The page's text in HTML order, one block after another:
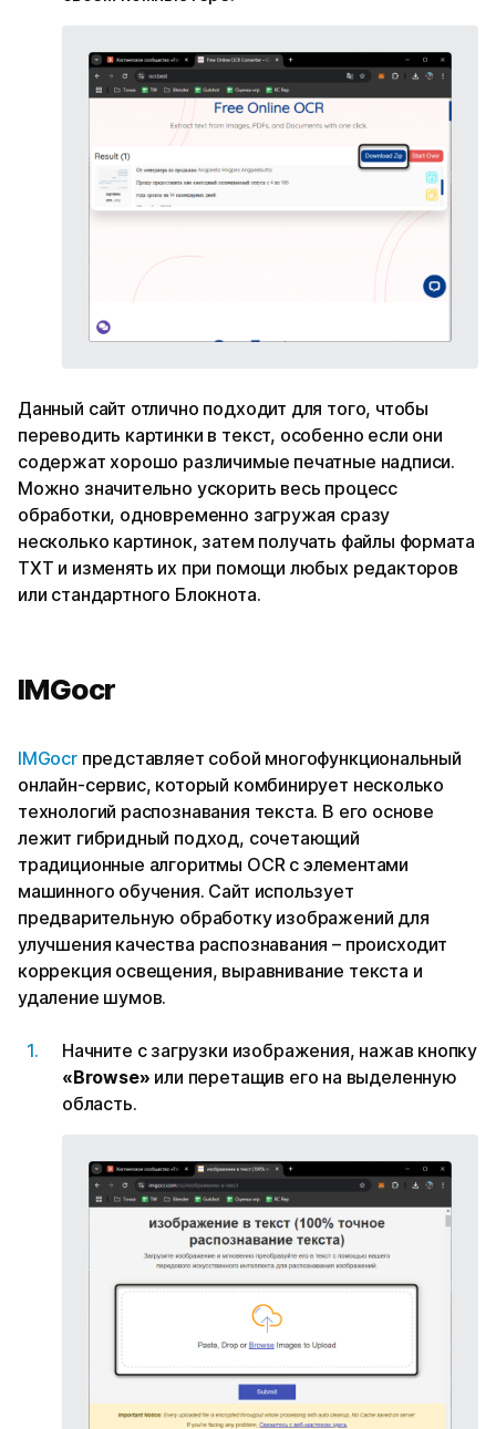
Данный сайт отлично подходит для того, чтобы
переводить картинки в текст, особенно если они
содержат хорошо различимые печатные надписи.
Можно значительно ускорить весь процесс
обработки, одновременно загружая сразу
несколько картинок, затем получать файлы формата
TXT и изменять их при помощи любых редакторов
или стандартного Блокнота.
IMGocr
IMGocrпредставляет собой многофункциональный
онлайн-сервис, который комбинирует несколько
технологий распознавания текста. В его основе
лежит гибридный подход, сочетающий
традиционные алгоритмы OCR с элементами
машинного обучения. Сайт использует
предварительную обработку изображений для
улучшения качества распознавания – происходит
коррекция освещения, выравнивание текста и
удаление шумов.
Начните с загрузки изображения, нажав кнопку
«Browse» или перетащив его на выделенную
область.